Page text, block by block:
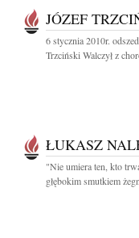
JÓZEF
6 stycznia 2010r.
Trzciński Walczył z
ŁUKASZ
"Nie umiera ten, kto
głębokim smutkiem